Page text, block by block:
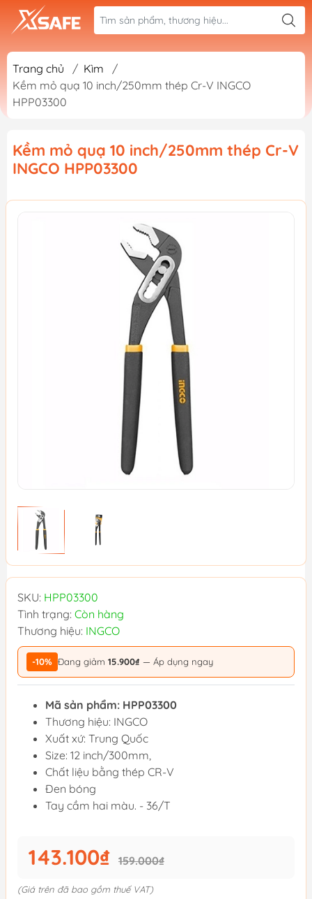
Trang chủ / Kìm
/
Kềm mỏ quạ 10 inch/250mm thép Cr-V INGCO
HPP03300
Kềm mỏ quạ 10 inch/250mm thép Cr-V
INGCO HPP03300
SKU: HPP03300
Tình trạng: Còn hàng
Thương hiệu: INGCO
-10% Đang giảm 15.900₫ — Áp dụng ngay
Mã sản phẩm: HPP03300
Thương hiệu: INGCO
Xuất xứ: Trung Quốc
Size: 12 inch/300mm,
Chất liệu bằng thép CR-V
Đen bóng
Tay cầm hai màu. - 36/T
143.100₫ 159.000₫
(Giá trên đã bao gồm thuế VAT)